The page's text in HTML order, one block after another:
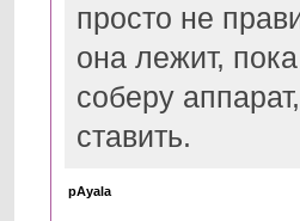
просто не
она лежит,
соберу
ставить.
pAyala